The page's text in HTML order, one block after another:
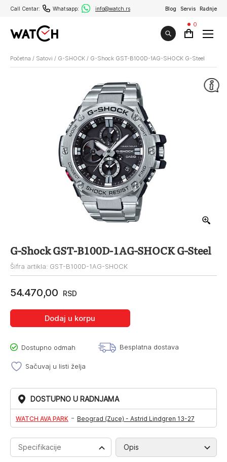
Call Centar: Whatsapp: info@watch.rs Blog Servis Radnje
0
Početna / Satovi / G-SHOCK / G-Shock GST-B100D-1AG-SHOCK G-Steel
G-Shock GST-B100D-1AG-SHOCK G-Steel
Šifra artikla: GST-B100D-1AG-SHOCK
54.470,00 RSD
Dodaj u korpu
Dostupno odmah Besplatna dostava
Sačuvaj u listi želja
DOSTUPNO U RADNJAMA
WATCH AVA PARK - Beograd (Zuce) - Astrid Lindgren 13-27
Specifikacije Opis